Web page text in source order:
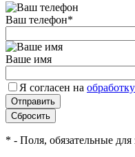
Ваш телефон*
Ваше имя
Я согласен на
* - Поля, обязательные для